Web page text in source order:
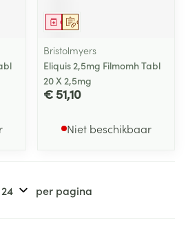
Op voorschrift
Geneesmiddel
Bristolmyers
Eliquis 2,5mg Filmomh Tabl
20 X 2,5mg
€ 51,10
Niet beschikbaar
per pagina